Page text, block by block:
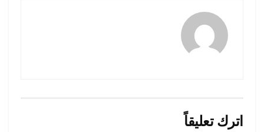
اترك تعليقاً